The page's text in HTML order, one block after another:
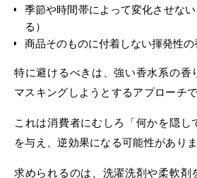
季節や時間帯によって変化させな
る）
商品そのものに付着しない揮発性の
特に避けるべきは、強い香水系の香
マスキングしようとするアプローチで
これは消費者にむしろ「何かを隠し
を与え、逆効果になる可能性がありま
求められるのは、洗濯洗剤や柔軟剤